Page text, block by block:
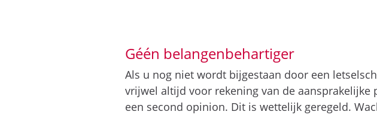
Géén belangenbehartiger
Als u nog niet wordt bijgestaan door een
vrijwel altijd voor rekening van de
een second opinion. Dit is wettelijk geregeld.